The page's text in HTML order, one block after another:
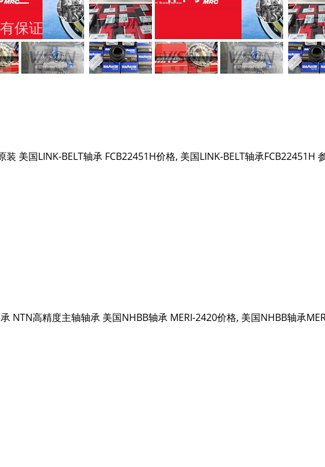
保证
美国LINK-BELT轴承 FCB22451H价格, 美国LINK-BELT轴承FCB22451H
NTN高精度主轴轴承 美国NHBB轴承 MERI-2420价格, 美国NHBB轴承